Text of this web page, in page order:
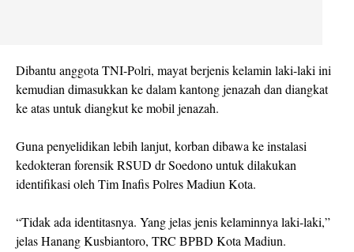
Dibantu anggota TNI-Polri, mayat berjenis kelamin laki-laki ini
kemudian dimasukkan ke dalam kantong jenazah dan diangkat
ke atas untuk diangkut ke mobil jenazah.
Guna penyelidikan lebih lanjut, korban dibawa ke instalasi
kedokteran forensik RSUD dr Soedono untuk dilakukan
identifikasi oleh Tim Inafis Polres Madiun Kota.
“Tidak ada identitasnya. Yang jelas jenis kelaminnya laki-laki,”
jelas Hanang Kusbiantoro, TRC BPBD Kota Madiun.